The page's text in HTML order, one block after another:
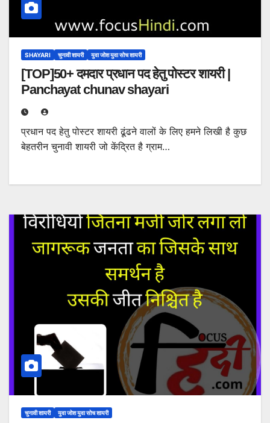
SHAYARI चुनावी शायरी युवा जोश युवा सोच शायरी
[TOP]50+ दमदार प्रधान पद हेतु पोस्टर शायरी |
Panchayat chunav shayari
प्रधान पद हेतु पोस्टर शायरी ढूंढने वालों के लिए हमने लिखी है कुछ
बेहतरीन चुनावी शायरी जो केंद्रित है ग्राम…
चुनावी शायरी युवा जोश युवा सोच शायरी